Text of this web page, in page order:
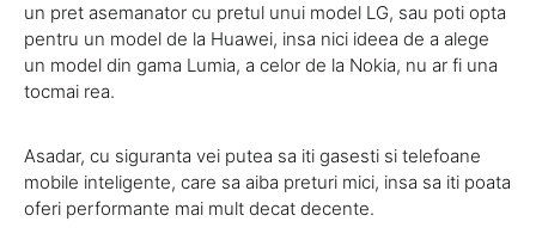
un pret asemanator cu pretul unui model LG, sau poti opta
pentru un model de la Huawei, insa nici ideea de a alege
un model din gama Lumia, a celor de la Nokia, nu ar fi una
tocmai rea.
Asadar, cu siguranta vei putea sa iti gasesti si telefoane
mobile inteligente, care sa aiba preturi mici, insa sa iti poata
oferi performante mai mult decat decente.